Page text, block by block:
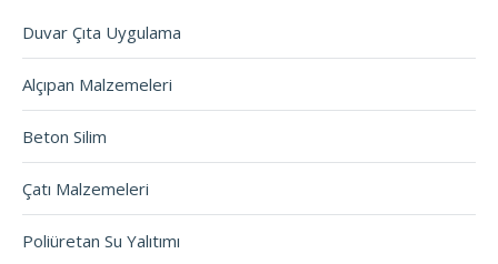
Duvar Çıta Uygulama
Alçıpan Malzemeleri
Beton Silim
Çatı Malzemeleri
Poliüretan Su Yalıtımı